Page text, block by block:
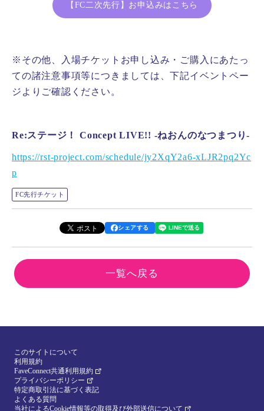
【FC二次先行】お申込みはこちら
※その他、入場チケットお申し込み・ご購入にあたっ
ての諸注意事項等につきましては、下記イベントペー
ジよりご確認ください。
Re:ステージ！ Concept LIVE!! -ねおんのなつまつり-
https://rst-project.com/schedule/jy2XqY2a6-xLJR2pq2Yc
p
FC先行チケット
シェアする
一覧へ戻る
このサイトについて
利用規約
FaveConnect共通利用規約
プライバシーポリシー
特定商取引法に基づく表記
よくある質問
当社によるCookie情報等の取得及び外部送信について